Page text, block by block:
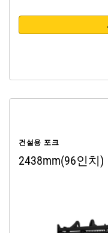
건설용 포크
2438mm(96인치)